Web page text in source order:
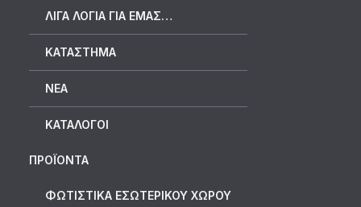
ΛΊΓΑ ΛΌΓΙΑ ΓΙΑ ΕΜΆΣ…
ΚΑΤΆΣΤΗΜΑ
ΝΈΑ
ΚΑΤΆΛΟΓΟΙ
ΠΡΟΪΟΝΤΑ
ΦΩΤΙΣΤΙΚΑ ΕΣΩΤΕΡΙΚΟΥ ΧΩΡΟΥ